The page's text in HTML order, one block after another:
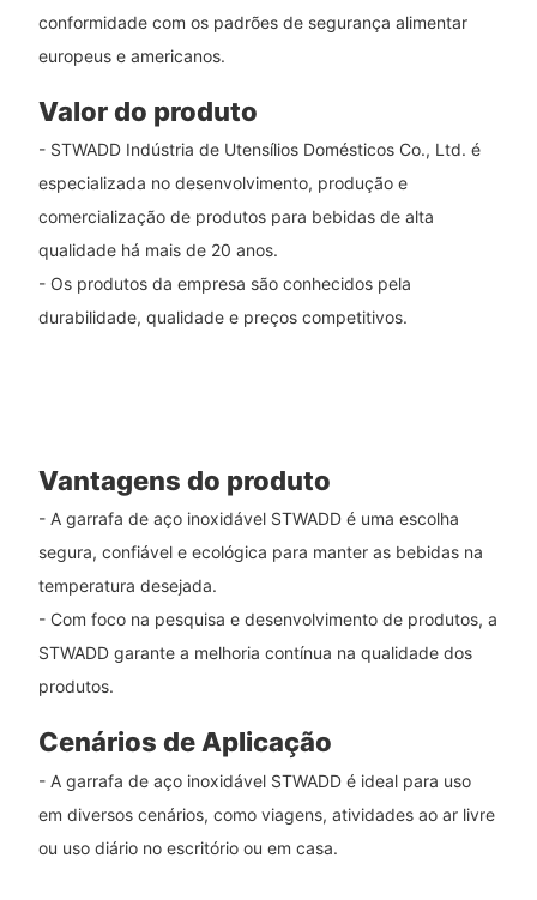
conformidade com os padrões de segurança alimentar
europeus e americanos.
Valor do produto
- STWADD Indústria de Utensílios Domésticos Co., Ltd. é
especializada no desenvolvimento, produção e
comercialização de produtos para bebidas de alta
qualidade há mais de 20 anos.
- Os produtos da empresa são conhecidos pela
durabilidade, qualidade e preços competitivos.
Vantagens do produto
- A garrafa de aço inoxidável STWADD é uma escolha
segura, confiável e ecológica para manter as bebidas na
temperatura desejada.
- Com foco na pesquisa e desenvolvimento de produtos, a
STWADD garante a melhoria contínua na qualidade dos
produtos.
Cenários de Aplicação
- A garrafa de aço inoxidável STWADD é ideal para uso
em diversos cenários, como viagens, atividades ao ar livre
ou uso diário no escritório ou em casa.